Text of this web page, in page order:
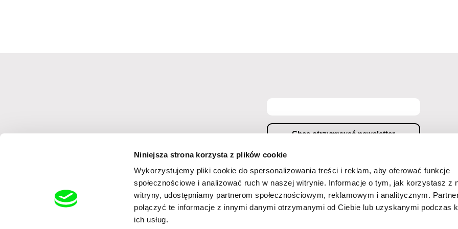
Niniejsza strona korzysta z plików cookie
Wykorzystujemy pliki cookie do spersonalizowania treści i reklam, aby oferować funkcje
społecznościowe i analizować ruch w naszej witrynie. Informacje o tym, jak korzystasz z
witryny, udostępniamy partnerom społecznościowym, reklamowym i analitycznym.
połączyć te informacje z innymi danymi otrzymanymi od Ciebie lub uzyskanymi podczas
ich usług.
Zapisując się na newsletter wyrażam zgodę na przesyłanie na podany adres e-mail informacji handlowych za pomocą środków komunikacji elektronicznej w
elektroniczną (Dz.U.2017.1219 t.j.) na temat usług oferowanych przez Doc-Air Distribution s.r.o. przy ul. Ostrovní 126/30 z siedzibą w Pradze. Oświadczam, że
rozumiem i zgadzam się z ich brzmieniem, jednocześnie jestem świadomy(a) swoich praw,w tym prawa do sprzeciwu wobec technik